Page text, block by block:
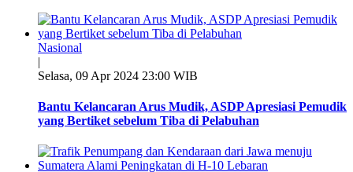
Nasional
|
Selasa, 09 Apr 2024 23:00 WIB
Bantu Kelancaran Arus Mudik, ASDP Apresiasi Pemudik
yang Bertiket sebelum Tiba di Pelabuhan